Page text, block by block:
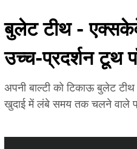
बुलेट टीथ -
उच्च-प्रदर्शन टूथ
अपनी बाल्टी को टिकाऊ बुलेट
खुदाई में लंबे समय तक चलने वाले